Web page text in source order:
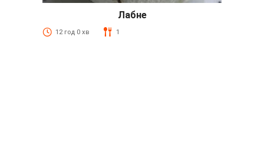
Лабне
12 год 0 хв 1